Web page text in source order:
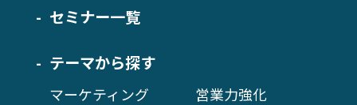
セミナー一覧
テーマから探す
マーケティング
営業力強化